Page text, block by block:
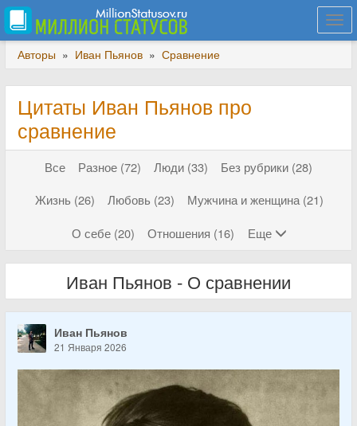
Авторы » Иван Пьянов » Сравнение
Цитаты Иван Пьянов про
сравнение
Все Разное (72) Люди (33)
Без рубрики (28)
Жизнь (26)
Любовь (23)
Мужчина и женщина (21)
О себе (20)
Отношения (16) Еще
Иван Пьянов - О сравнении
Иван Пьянов
21 Января 2026